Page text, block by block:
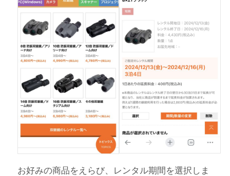
お好みの商品をえらび、レンタル期間を選択しま